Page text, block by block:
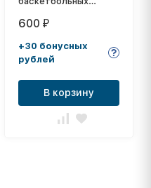
толщина нити: 2,6 мм
600 ₽
+30 бонусных
рублей
В корзину